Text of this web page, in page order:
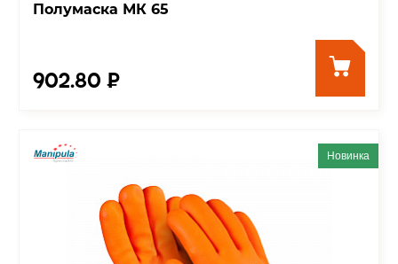
Полумаска МК 65
902.80 ₽
Новинка